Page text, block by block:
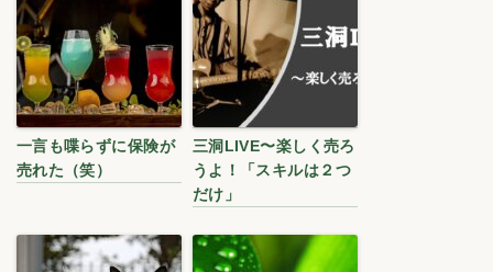
一言も喋らずに保険が
売れた（笑）
三洞LIVE〜楽しく売ろ
うよ！「スキルは２つ
だけ」